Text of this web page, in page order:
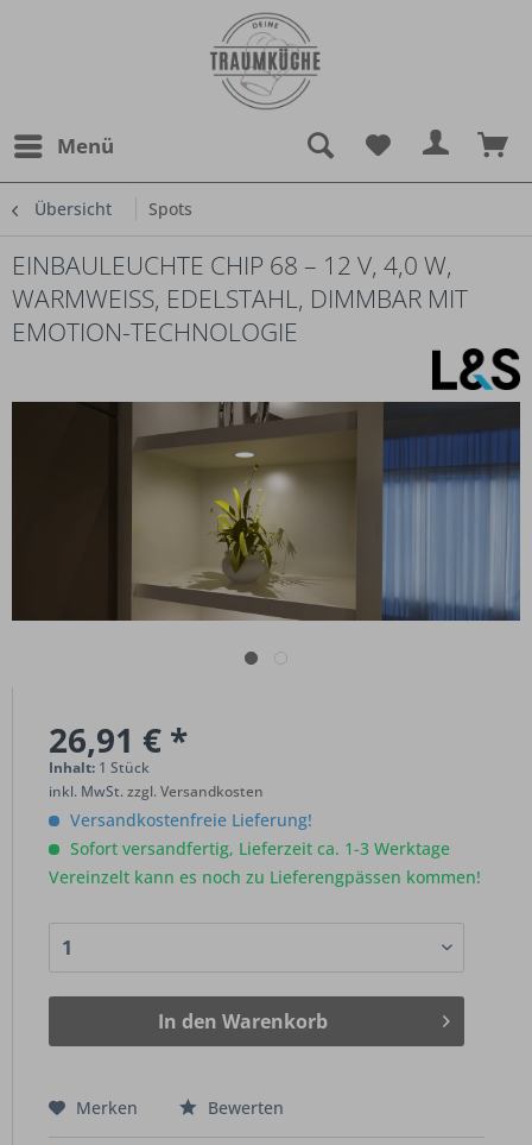
Menü
Übersicht Spots
EINBAULEUCHTE CHIP 68 – 12 V, 4,0 W,
WARMWEISS, EDELSTAHL, DIMMBAR MIT E
MOTION-TECHNOLOGIE
26,91 € *
Inhalt: 1 Stück
inkl. MwSt.zzgl. Versandkosten
Versandkostenfreie Lieferung!
Sofort versandfertig, Lieferzeit ca. 1-3 Werktage
Vereinzelt kann es noch zu Lieferengpässen kommen!
In den Warenkorb
Merken Bewerten